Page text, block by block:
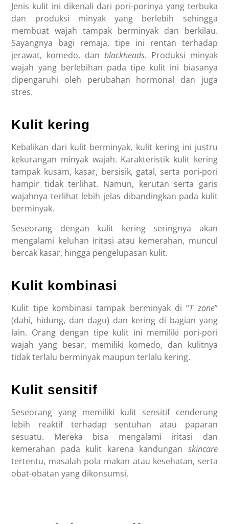
Jenis kulit ini dikenali dari pori-porinya yang terbuka
dan produksi minyak yang berlebih sehingga
membuat wajah tampak berminyak dan berkilau.
Sayangnya bagi remaja, tipe ini rentan terhadap
jerawat, komedo, dan blackheads. Produksi minyak
wajah yang berlebihan pada tipe kulit ini biasanya
dipengaruhi oleh perubahan hormonal dan juga
stres.
Kulit kering
Kebalikan dari kulit berminyak, kulit kering ini justru
kekurangan minyak wajah. Karakteristik kulit kering
tampak kusam, kasar, bersisik, gatal, serta pori-pori
hampir tidak terlihat. Namun, kerutan serta garis
wajahnya terlihat lebih jelas dibandingkan pada kulit
berminyak.
Seseorang dengan kulit kering seringnya akan
mengalami keluhan iritasi atau kemerahan, muncul
bercak kasar, hingga pengelupasan kulit.
Kulit kombinasi
Kulit tipe kombinasi tampak berminyak di “T zone”
(dahi, hidung, dan dagu) dan kering di bagian yang
lain. Orang dengan tipe kulit ini memiliki pori-pori
wajah yang besar, memiliki komedo, dan kulitnya
tidak terlalu berminyak maupun terlalu kering.
Kulit sensitif
Seseorang yang memiliki kulit sensitif cenderung
lebih reaktif terhadap sentuhan atau paparan
sesuatu. Mereka bisa mengalami iritasi dan
kemerahan pada kulit karena kandungan skincare
tertentu, masalah pola makan atau kesehatan, serta
obat-obatan yang dikonsumsi.